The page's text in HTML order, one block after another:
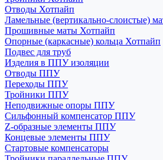
Отводы Хотпайп
Ламельные (вертикально-слоистые)
Прошивные маты Хотпайп
Опорные (каркасные) кольца Хотпайп
Подвес для труб
Изделия в ППУ изоляции
Отводы ППУ
Переходы ППУ
Тройники ППУ
Неподвижные опоры ППУ
Cильфонный компенсатор ППУ
Z-образные элементы ППУ
Концевые элементы ППУ
Стартовые компенсаторы